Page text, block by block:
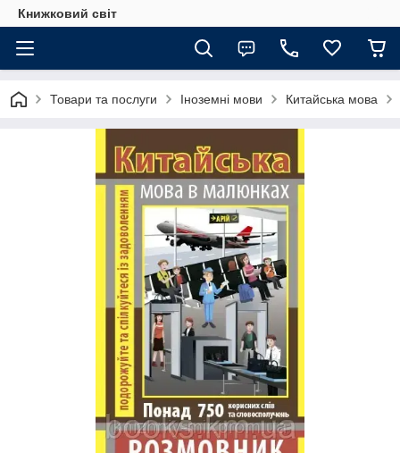
Книжковий світ
Товари та послуги Іноземні мови Китайська мова